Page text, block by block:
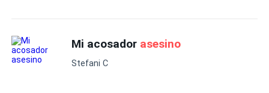
noche.
Mi acosador asesino
Stefani C